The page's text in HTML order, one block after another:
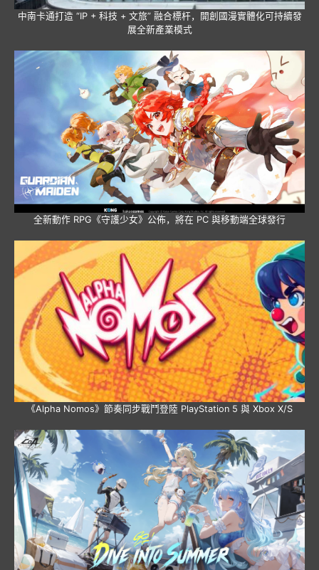
中南卡通打造 “IP + 科技 + 文旅” 融合標杆，開創國漫實體化可持續發
展全新產業模式
全新動作 RPG《守護少女》公佈，將在 PC 與移動端全球發行
《Alpha Nomos》節奏同步戰鬥登陸 PlayStation 5 與 Xbox X/S